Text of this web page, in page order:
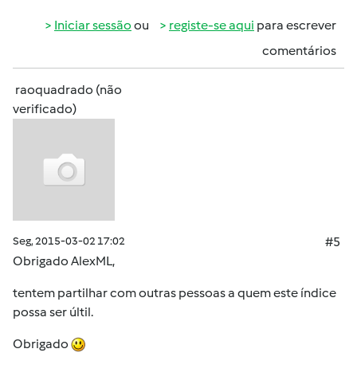
Iniciar sessão ou registe-se aqui para escrever
comentários
raoquadrado (não
verificado)
Seg, 2015-03-02 17:02
#5
Obrigado AlexML,
tentem partilhar com outras pessoas a quem este índice
possa ser últil.
Obrigado